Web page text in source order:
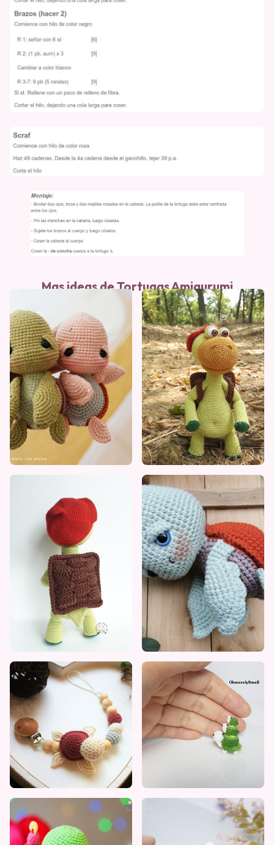
Mas ideas de Tortugas Amigurumi